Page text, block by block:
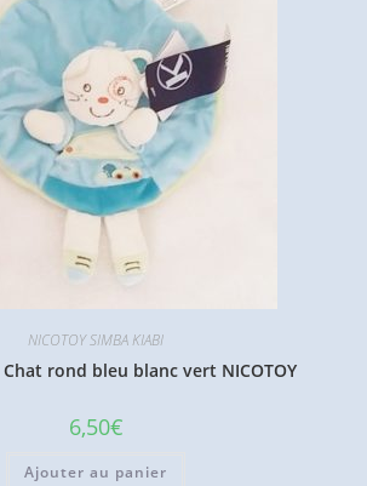
NICOTOY SIMBA KIABI
rond bleu blanc vert NICOTOY
6,50€
Ajouter au panier